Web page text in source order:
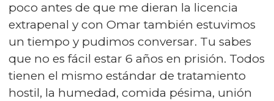
poco antes de que me dieran la licencia
extrapenal y con Omar también estuvimos
un tiempo y pudimos conversar. Tu sabes
que no es fácil estar 6 años en prisión. Todos
tienen el mismo estándar de tratamiento
hostil, la humedad, comida pésima, unión